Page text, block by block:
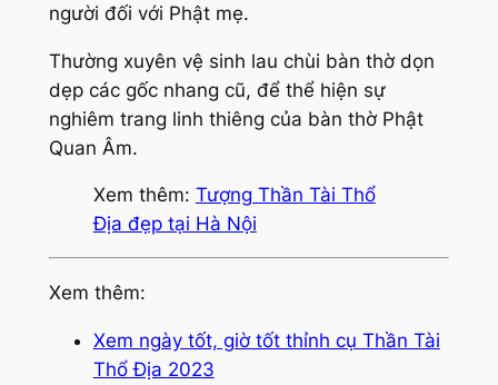
người đối với Phật mẹ.
Thường xuyên vệ sinh lau chùi bàn thờ dọn
dẹp các gốc nhang cũ, để thể hiện sự
nghiêm trang linh thiêng của bàn thờ Phật
Quan Âm.
Xem thêm: Tượng Thần Tài Thổ
Địa đẹp tại Hà Nội
Xem thêm:
Xem ngày tốt, giờ tốt thỉnh cụ Thần Tài
Thổ Địa 2023